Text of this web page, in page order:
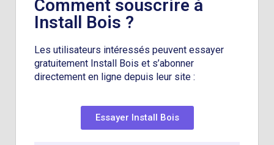
Comment souscrire à
Install Bois ?
Les utilisateurs intéressés peuvent essayer
gratuitement Install Bois et s’abonner
directement en ligne depuis leur site :
Essayer Install Bois